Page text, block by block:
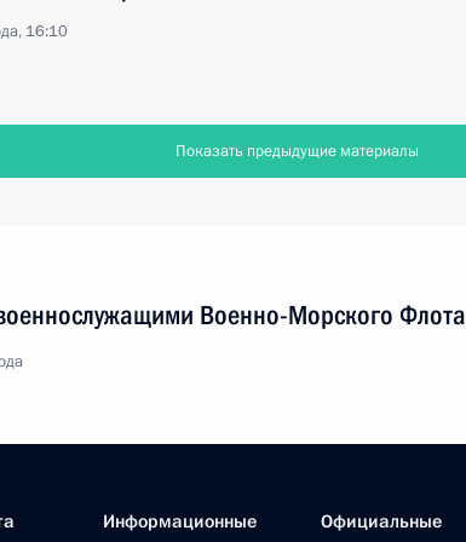
16:10
Показать предыдущие материалы
Военно-Морского Флота
Информационные
Официальные